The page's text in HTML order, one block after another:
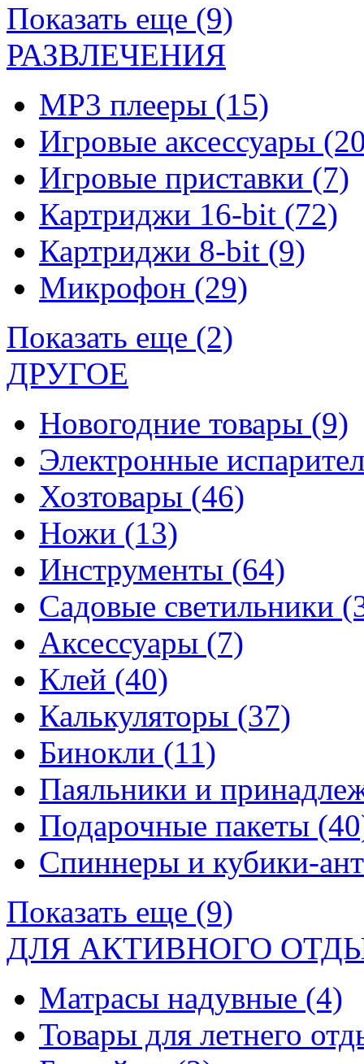
Показать еще (9)
РАЗВЛЕЧЕНИЯ
MP3 плееры (15)
Игровые аксессуары
Игровые приставки (7)
Картриджи 16-bit (72)
Картриджи 8-bit (9)
Микрофон (29)
Показать еще (2)
ДРУГОЕ
Новогодние товары (9)
Электронные
Хозтовары (46)
Ножи (13)
Инструменты (64)
Садовые светильники
Аксессуары (7)
Клей (40)
Калькуляторы (37)
Бинокли (11)
Паяльники и
Подарочные пакеты
Спиннеры и кубики-
Показать еще (9)
ДЛЯ АКТИВНОГО
Матрасы надувные (4)
Товары для летнего